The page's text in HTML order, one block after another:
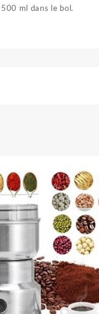
ml dans le bol.